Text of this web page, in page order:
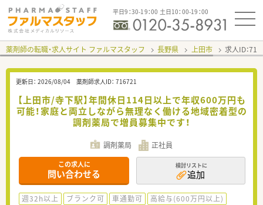
平日9：30-19：00 土日10：00-19：00
薬剤師の転職・求人サイト ファルマスタッフ 長野県 上田市 求人ID：
更新日： 2026/08/04 薬剤師求人ID： 716721
【上田市/寺下駅】年間休日114日以上で年収600万円も
可能！家庭と両立しながら無理なく働ける地域密着型の
調剤薬局で増員募集中です！
調剤薬局 正社員
この求人に
問い合わせる
検討リストに
追加
週32h以上 ブランク可 車通勤可
高給与(600万円以上)